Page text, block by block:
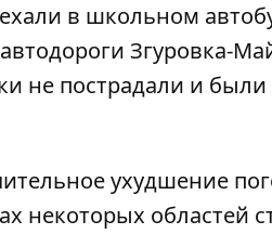
в школьном
Згуровка-
не пострадали и были
ухудшение
некоторых областей